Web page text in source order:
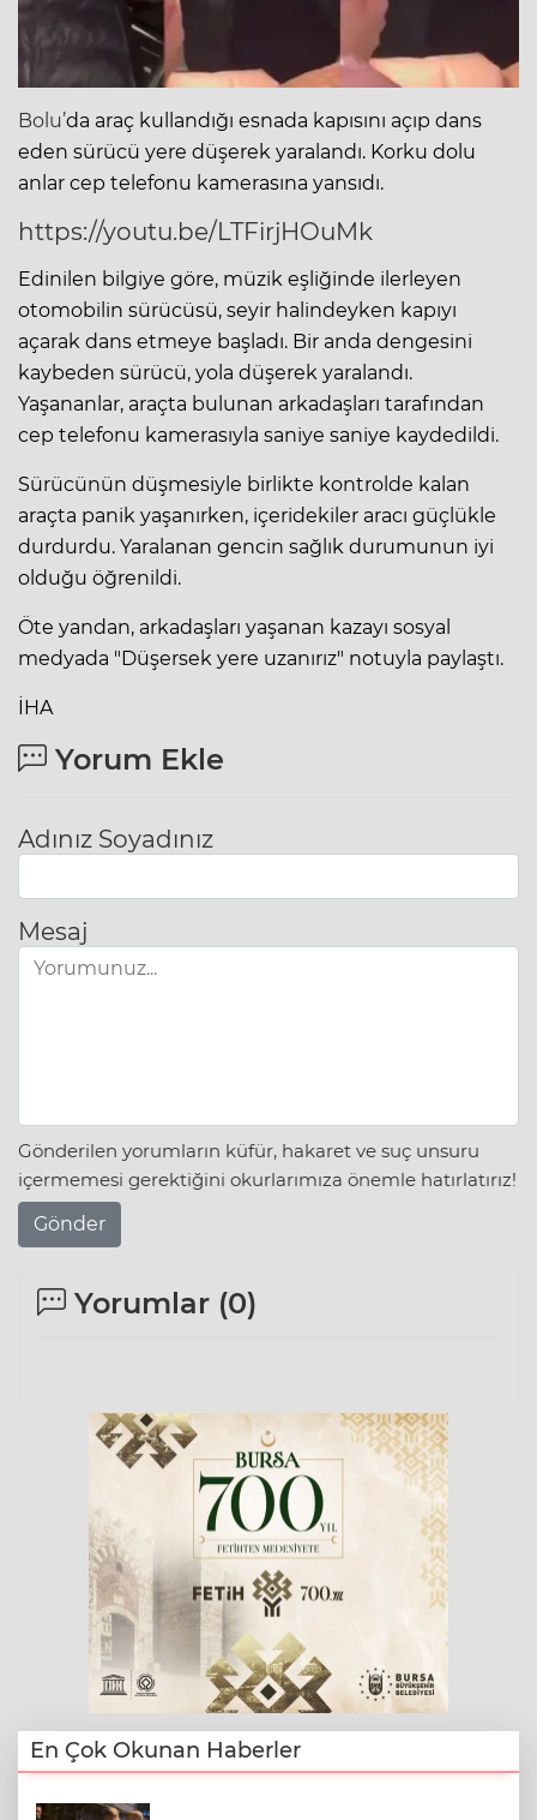
Bolu’da araç kullandığı esnada kapısını açıp dans
eden sürücü yere düşerek yaralandı. Korku dolu
anlar cep telefonu kamerasına yansıdı.
https://youtu.be/LTFirjHOuMk
Edinilen bilgiye göre, müzik eşliğinde ilerleyen
otomobilin sürücüsü, seyir halindeyken kapıyı
açarak dans etmeye başladı. Bir anda dengesini
kaybeden sürücü, yola düşerek yaralandı.
Yaşananlar, araçta bulunan arkadaşları tarafından
cep telefonu kamerasıyla saniye saniye kaydedildi.
Sürücünün düşmesiyle birlikte kontrolde kalan
araçta panik yaşanırken, içeridekiler aracı güçlükle
durdurdu. Yaralanan gencin sağlık durumunun iyi
olduğu öğrenildi.
Öte yandan, arkadaşları yaşanan kazayı sosyal
medyada "Düşersek yere uzanırız" notuyla paylaştı.
İHA
Yorum Ekle
Adınız Soyadınız
Mesaj
Gönderilen yorumların küfür, hakaret ve suç unsuru
içermemesi gerektiğini okurlarımıza önemle hatırlatırız!
Gönder
Yorumlar (0)
En Çok Okunan Haberler